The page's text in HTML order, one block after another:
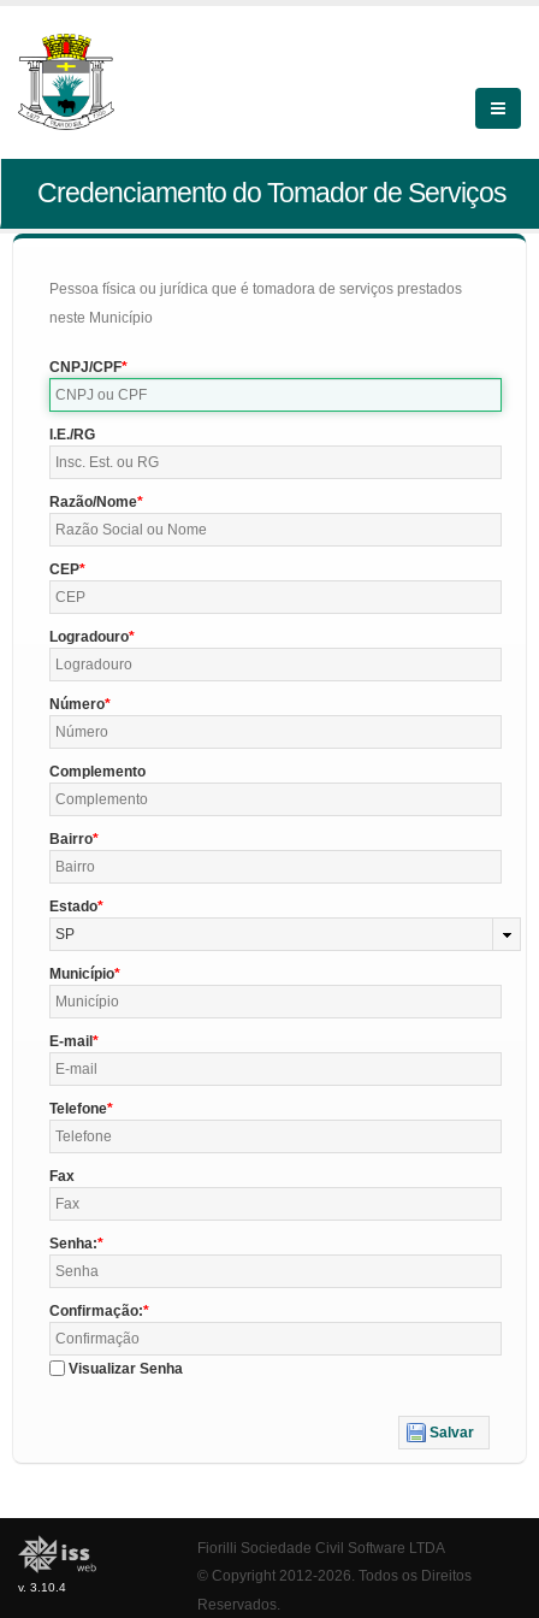
Credenciamento do Tomador de Serviços
Pessoa física ou jurídica que é tomadora de serviços prestados
neste Município
CNPJ/CPF
I.E./RG
Razão/Nome
CEP
Logradouro
Número
Complemento
Bairro
Estado
SP
Município
E-mail
Telefone
Fax
Senha:
Confirmação:
Visualizar Senha
Salvar
v. 3.10.4
Fiorilli Sociedade Civil Software LTDA
© Copyright 2012-2026. Todos os Direitos
Reservados.